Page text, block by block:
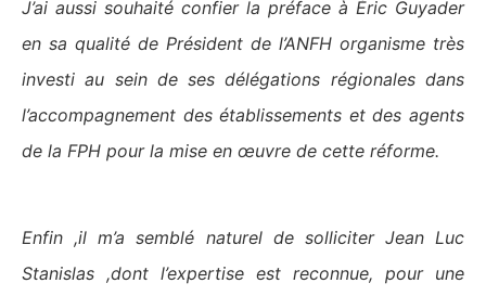
J’ai aussi souhaité confier la préface à Éric Guyader
en sa qualité de Président de l’ANFH organisme très
investi au sein de ses délégations régionales dans
l’accompagnement des établissements et des agents
de la FPH pour la mise en œuvre de cette réforme.
Enfin ,il m’a semblé naturel de solliciter Jean Luc
Stanislas ,dont l’expertise est reconnue, pour une